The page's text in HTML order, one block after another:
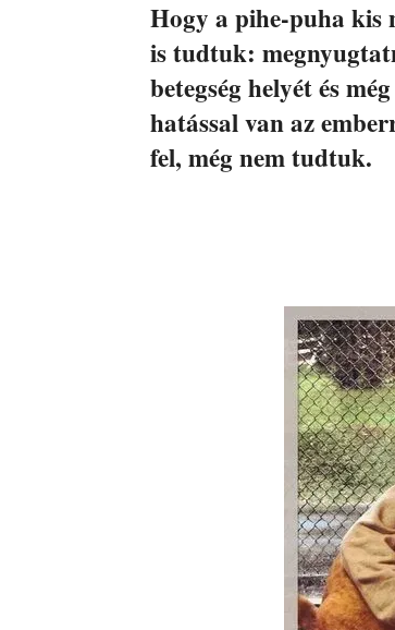
Hogy a pihe-puha kis
is tudtuk:
betegség helyét és
hatással van az
fel, még nem tudtuk.